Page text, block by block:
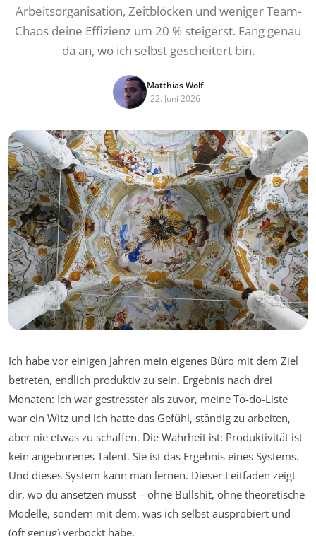
Arbeitsorganisation, Zeitblöcken und weniger Team-
Chaos deine Effizienz um 20 % steigerst. Fang genau
da an, wo ich selbst gescheitert bin.
Matthias Wolf
22. Juni 2026
Ich habe vor einigen Jahren mein eigenes Büro mit dem Ziel
betreten, endlich produktiv zu sein. Ergebnis nach drei
Monaten: Ich war gestresster als zuvor, meine To-do-Liste
war ein Witz und ich hatte das Gefühl, ständig zu arbeiten,
aber nie etwas zu schaffen. Die Wahrheit ist: Produktivität ist
kein angeborenes Talent. Sie ist das Ergebnis eines Systems.
Und dieses System kann man lernen. Dieser Leitfaden zeigt
dir, wo du ansetzen musst – ohne Bullshit, ohne theoretische
Modelle, sondern mit dem, was ich selbst ausprobiert und
(oft genug) verbockt habe.